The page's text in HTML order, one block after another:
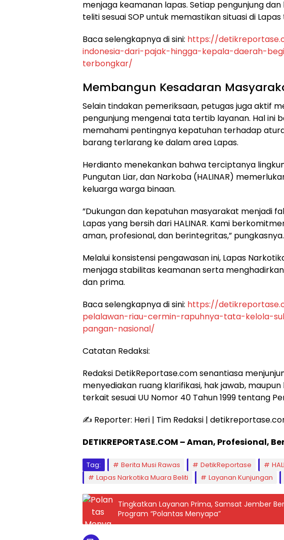
menjaga keamanan lapas. Setiap pengunjung
teliti sesuai SOP untuk memastikan situasi di
​Baca selengkapnya di sini: https://
indonesia-dari-pajak-hingga-kepala-daerah-
terbongkar/
​Membangun Kesadaran
​Selain tindakan pemeriksaan, petugas juga aktif
pengunjung mengenai tata tertib layanan. Hal ini
memahami pentingnya kepatuhan terhadap
barang terlarang ke dalam area Lapas.
​Herdianto menekankan bahwa terciptanya
Pungutan Liar, dan Narkoba (HALINAR)
keluarga warga binaan.
​”Dukungan dan kepatuhan masyarakat menjadi
Lapas yang bersih dari HALINAR. Kami
aman, profesional, dan berintegritas,” pungkasnya.
​Melalui konsistensi pengawasan ini, Lapas
menjaga stabilitas keamanan serta
dan prima.
​Baca selengkapnya di sini: https://
pelalawan-riau-cermin-rapuhnya-tata-kelola-
pangan-nasional/
​Catatan Redaksi:
Redaksi DetikReportase.com senantiasa
menyediakan ruang klarifikasi, hak jawab,
terkait sesuai UU Nomor 40 Tahun 1999 tentang
​✍️ Reporter: Heri | Tim Redaksi |
DETIKREPORTASE.COM – Aman, Profesional,
Tag: Berita Musi Rawas DetikReportase
Lapas Narkotika Muara Beliti
Layanan Kunjungan
Tingkatkan Layanan Prima, Samsat Jember
Program “Polantas Menyapa”